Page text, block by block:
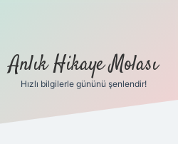
Anlık Hikaye Molası
Hızlı bilgilerle gününü şenlendir!